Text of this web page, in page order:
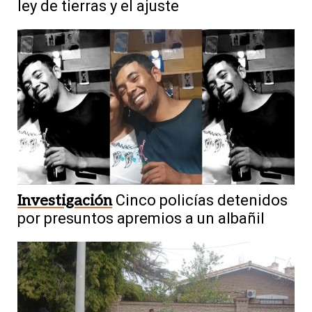
ley de tierras y el ajuste
Investigación Cinco policías detenidos
por presuntos apremios a un albañil